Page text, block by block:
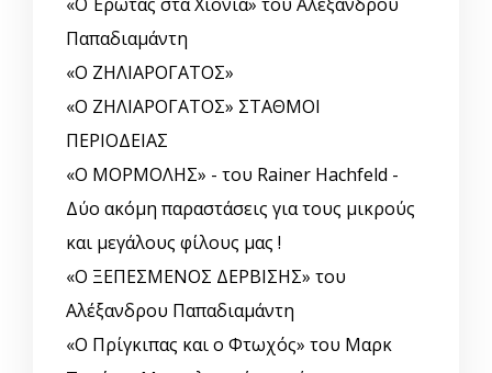
Παπαδιαμάντη
«Ο ΖΗΛΙΑΡΟΓΑΤΟΣ»
«Ο ΖΗΛΙΑΡΟΓΑΤΟΣ» ΣΤΑΘΜΟΙ
ΠΕΡΙΟΔΕΙΑΣ
«Ο ΜΟΡΜΟΛΗΣ» - του Rainer Hachfeld -
Δύο ακόμη παραστάσεις για τους μικρούς
και μεγάλους φίλους μας !
«Ο ΞΕΠΕΣΜΕΝΟΣ ΔΕΡΒΙΣΗΣ» του
Αλέξανδρου Παπαδιαμάντη
«Ο Πρίγκιπας και ο Φτωχός» του Μαρκ